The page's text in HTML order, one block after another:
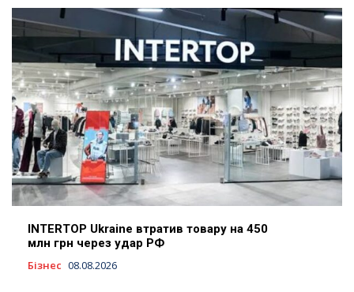
INTERTOP Ukraine втратив товару на 450
млн грн через удар РФ
Бізнес 08.08.2026